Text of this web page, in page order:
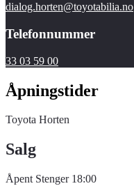
dialog.horten@toyotabilia.no
Telefonnummer
33 03 59 00
Åpningstider
Toyota Horten
Salg
Åpent Stenger 18:00